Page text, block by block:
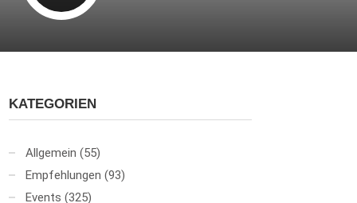
KATEGORIEN
Allgemein (55)
Empfehlungen (93)
Events (325)